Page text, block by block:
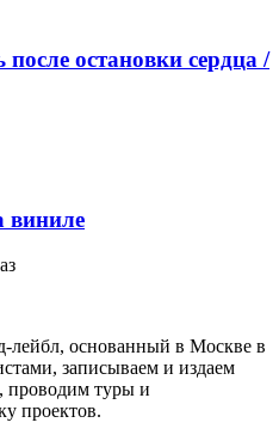
остановки сердца /
виниле
лейбл, основанный в Москве в
записываем и издаем
проводим туры и
проектов.